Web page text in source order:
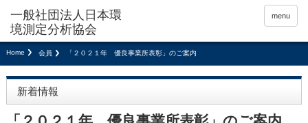
menu
Home 会員 「２０２１年 優良事業所表彰」のご案内
新着情報